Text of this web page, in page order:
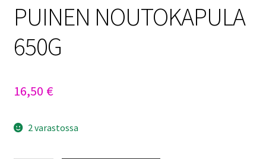
PUINEN NOUTOKAPULA
650G
16,50 €
2 varastossa